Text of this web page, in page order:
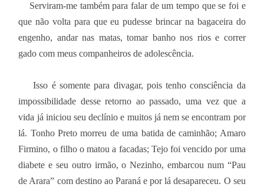
Serviram-me também para falar de um tempo que se foi e
que não volta para que eu pudesse brincar na bagaceira do
engenho, andar nas matas, tomar banho nos rios e correr
gado com meus companheiros de adolescência.
Isso é somente para divagar, pois tenho consciência da
impossibilidade desse retorno ao passado, uma vez que a
vida já iniciou seu declínio e muitos já nem se encontram por
lá. Tonho Preto morreu de uma batida de caminhão; Amaro
Firmino, o filho o matou a facadas; Tejo foi vencido por uma
diabete e seu outro irmão, o Nezinho, embarcou num “Pau
de Arara” com destino ao Paraná e por lá desapareceu. O seu